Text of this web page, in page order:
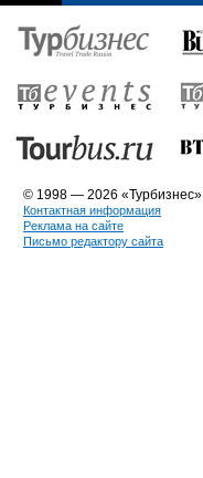
© 1998 — 2026 «Турбизнес»
Контактная информация
Реклама на сайте
Письмо редактору сайта